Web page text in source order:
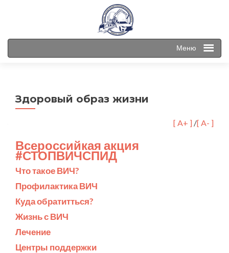
Меню
Здоровый образ жизни
[ A+ ] /[ A- ]
Всероссийкая акция
#СТОПВИЧСПИД
Что такое ВИЧ?
Профилактика ВИЧ
Куда обратитться?
Жизнь с ВИЧ
Лечение
Центры поддержки